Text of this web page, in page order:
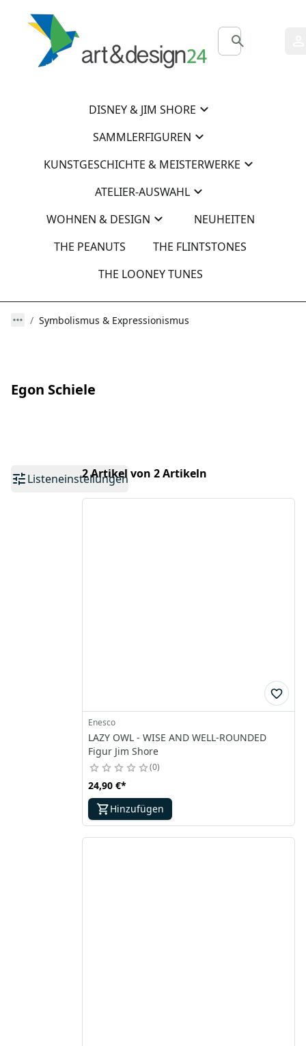
DISNEY & JIM SHORE
SAMMLERFIGUREN
KUNSTGESCHICHTE & MEISTERWERKE
ATELIER-AUSWAHL
WOHNEN & DESIGN
NEUHEITEN
THE PEANUTS
THE FLINTSTONES
THE LOONEY TUNES
Symbolismus & Expressionismus
Egon Schiele
Listeneinstellungen2 Artikel von 2 Artikeln
Enesco
LAZY OWL - WISE AND WELL-ROUNDED
Figur Jim Shore
0
24,90 €*
Hinzufügen